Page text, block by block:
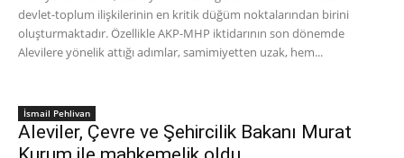
devlet-toplum ilişkilerinin en kritik düğüm noktalarından birini
oluşturmaktadır. Özellikle AKP-MHP iktidarının son dönemde
Alevilere yönelik attığı adımlar, samimiyetten uzak, hem...
İsmail Pehlivan
Aleviler, Çevre ve Şehircilik Bakanı Murat